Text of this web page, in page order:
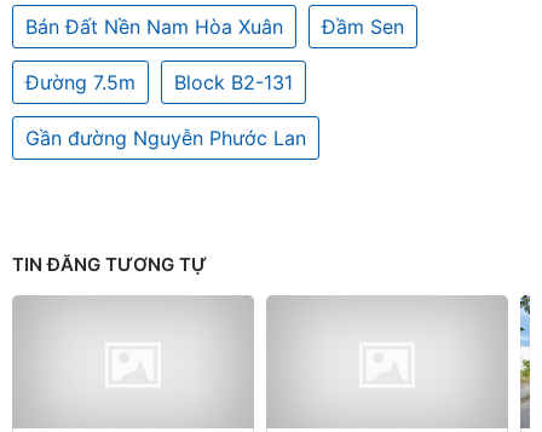
Bán Đất Nền Nam Hòa Xuân Đầm Sen
Đường 7.5m Block B2-131
Gần đường Nguyễn Phước Lan
TIN ĐĂNG TƯƠNG TỰ